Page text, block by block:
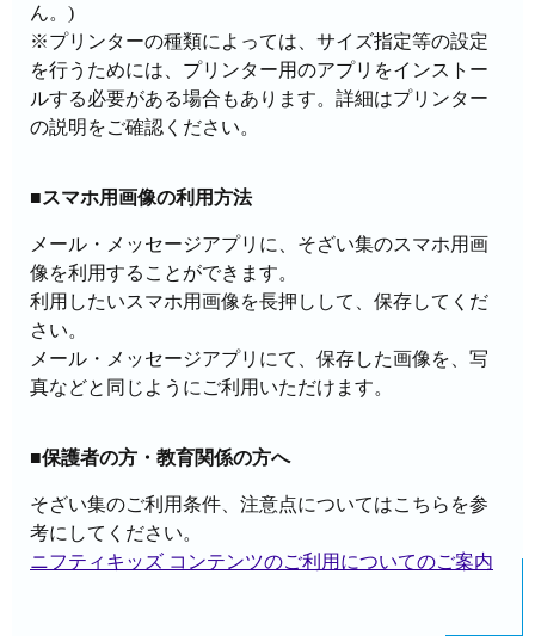
ん。)
※プリンターの種類によっては、サイズ指定等の設定
を行うためには、プリンター用のアプリをインストー
ルする必要がある場合もあります。詳細はプリンター
の説明をご確認ください。
■スマホ用画像の利用方法
メール・メッセージアプリに、そざい集のスマホ用画
像を利用することができます。
利用したいスマホ用画像を長押しして、保存してくだ
さい。
メール・メッセージアプリにて、保存した画像を、写
真などと同じようにご利用いただけます。
■保護者の方・教育関係の方へ
そざい集のご利用条件、注意点についてはこちらを参
考にしてください。
ニフティキッズ コンテンツのご利用についてのご案内